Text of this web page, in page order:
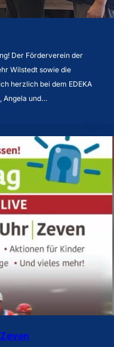
Der Förderverein der
Wilstedt sowie die
herzlich bei dem EDEKA
Angela und…